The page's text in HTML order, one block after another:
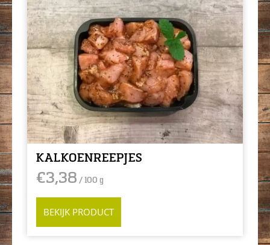
KALKOENREEPJES
€3,38 / 100 g
BEKIJK PRODUCT